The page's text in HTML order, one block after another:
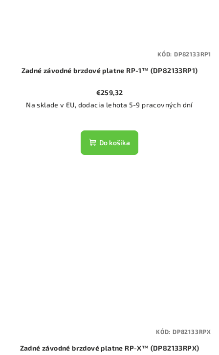
Zadné závodné brzdové platne RP-1™ (DP82133RP1)
€259,32
Na sklade v EU, dodacia lehota 5-9 pracovných dní
Do košíka
KÓD: DP82133RP1
Zadné závodné brzdové platne RP-X™ (DP82133RPX)
KÓD: DP82133RPX